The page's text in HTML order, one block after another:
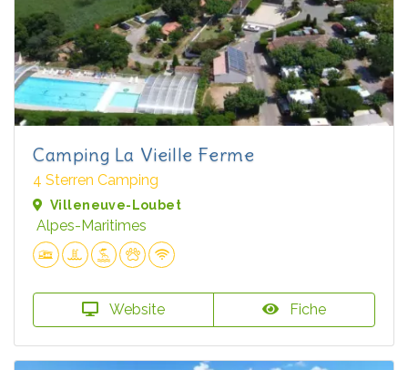
Camping La Vieille Ferme
4 Sterren Camping
Villeneuve-Loubet
Alpes-Maritimes
Website Fiche